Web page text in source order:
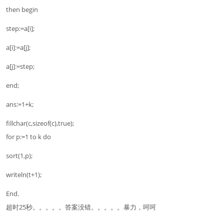
then begin
step:=a[i];
a[i]:=a[j];
a[j]:=step;
end;
ans:=1+k;
fillchar(c,sizeof(c),true);
for p:=1 to k do
sort(1,p);
writeln(t+1);
End.
超时25秒。。。。。答案没错。。。。。暴力，呵呵